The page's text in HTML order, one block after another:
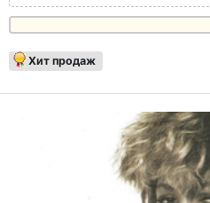
Хит продаж